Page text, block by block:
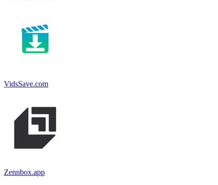
VidsSave.com
Zennbox.app